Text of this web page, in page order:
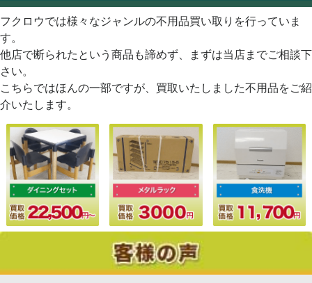
フクロウでは様々なジャンルの不用品買い取りを行っていま
す。
他店で断られたという商品も諦めず、まずは当店までご相談下
さい。
こちらではほんの一部ですが、買取いたしました不用品をご紹
介いたします。